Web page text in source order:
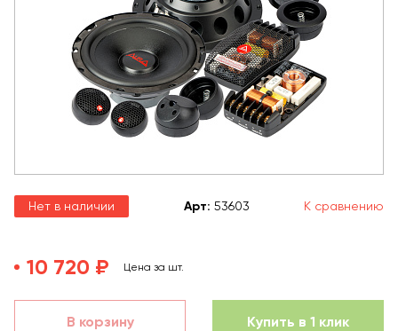
Нет в наличии Арт: 53603 К сравнению
10 720 ₽ Цена за шт.
В корзину Купить в 1 клик